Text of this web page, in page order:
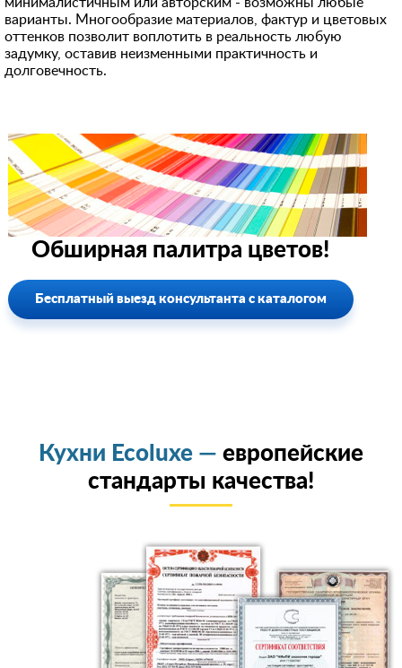
варианты. Многообразие материалов, фактур и цветовых
оттенков позволит воплотить в реальность любую
задумку, оставив неизменными практичность и
долговечность.
Обширная палитра цветов!
Бесплатный выезд консультанта с каталогом
Кухни Ecoluxe — европейские
стандарты качества!